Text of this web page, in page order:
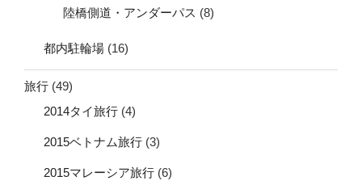
陸橋側道・アンダーパス (8)
都内駐輪場 (16)
旅行 (49)
2014タイ旅行 (4)
2015ベトナム旅行 (3)
2015マレーシア旅行 (6)